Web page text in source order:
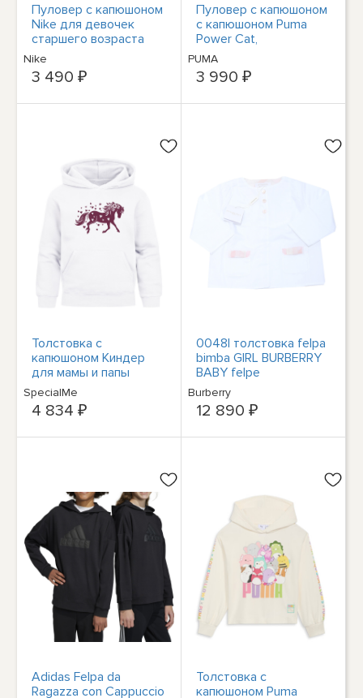
Пуловер с капюшоном
Nike для девочек
старшего возраста
Therma-Fit, DQ8845,
размеры и цвета
Nike
3 490 ₽
Пуловер с капюшоном
с капюшоном Puma
Power Cat,
молодежная розовая
повседневная верхняя
одежда для девочек
PUMA
3 990 ₽
Толстовка с
капюшоном Киндер
для мамы и папы
Герцена,
мотивирующая маму и
папу Киндер.
SpecialMe
4 834 ₽
0048I толстовка felpa
bimba GIRL BURBERRY
BABY felpe
Burberry
12 890 ₽
Adidas Felpa da
Ragazza con Cappuccio
Толстовка с
капюшоном Puma